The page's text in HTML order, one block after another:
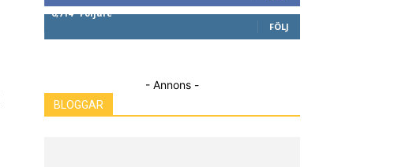
6,714
Följare
FÖLJ
- Annons -
BLOGGAR